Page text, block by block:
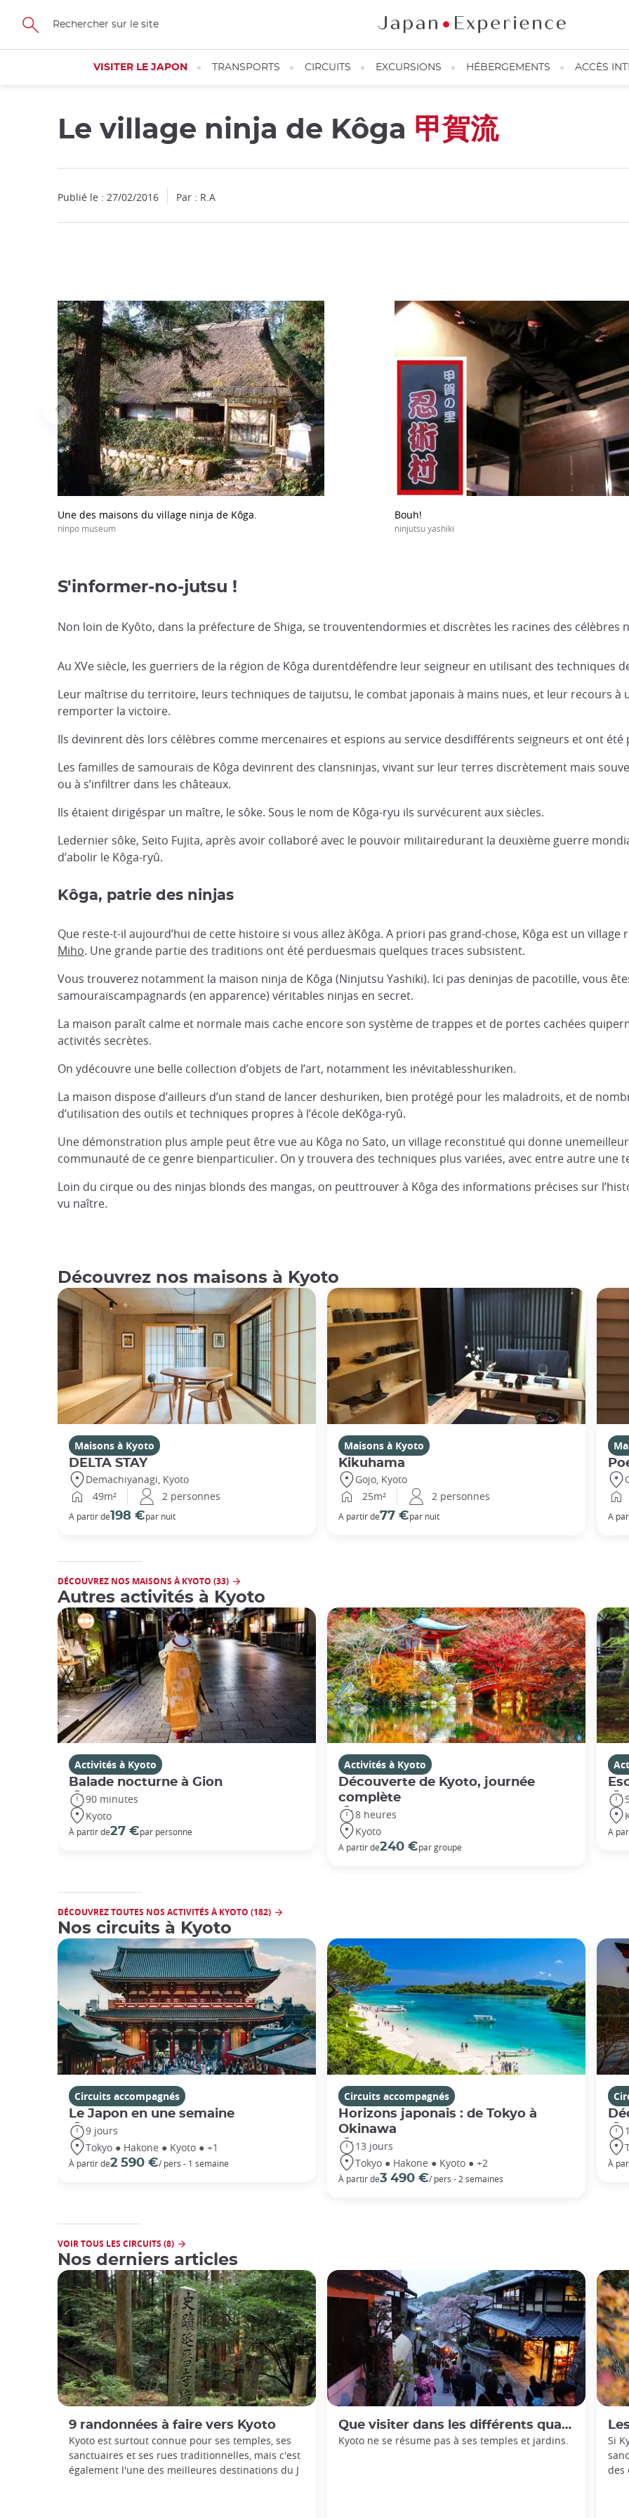
Skip
main
VISITER LE JAPON TRANSPORTS CIRCUITS EXCURSIONS HÉBERGEMENTS ACCÈS
Le village ninja de Kôga 甲賀流
Publié le : 27/02/2016 Par : R.A
Une des maisons du village ninja de Kôga.
ninpo museum
Bouh!
ninjutsu yashiki
S'informer-no-jutsu !
Non loin de Kyôto, dans la préfecture de Shiga, se trouventendormies et discrètes les racines des célèbres
Au XVe siècle, les guerriers de la région de Kôga durentdéfendre leur seigneur en utilisant des techniques
Leur maîtrise du territoire, leurs techniques de taijutsu, le combat japonais à mains nues, et leur recours à
remporter la victoire.
Ils devinrent dès lors célèbres comme mercenaires et espions au service desdifférents seigneurs et ont
Les familles de samouraïs de Kôga devinrent des clansninjas, vivant sur leur terres discrètement mais
ou à s’infiltrer dans les châteaux.
Ils étaient dirigéspar un maître, le sôke. Sous le nom de Kôga-ryu ils survécurent aux siècles.
Ledernier sôke, Seito Fujita, après avoir collaboré avec le pouvoir militairedurant la deuxième guerre
d’abolir le Kôga-ryû.
Kôga, patrie des ninjas
Que reste-t-il aujourd’hui de cette histoire si vous allez àKôga. A priori pas grand-chose, Kôga est un
Miho. Une grande partie des traditions ont été perduesmais quelques traces subsistent.
Vous trouverez notamment la maison ninja de Kôga (Ninjutsu Yashiki). Ici pas deninjas de pacotille, vous
samouraïscampagnards (en apparence) véritables ninjas en secret.
La maison paraît calme et normale mais cache encore son système de trappes et de portes cachées
activités secrètes.
On ydécouvre une belle collection d’objets de l’art, notamment les inévitablesshuriken.
La maison dispose d’ailleurs d’un stand de lancer deshuriken, bien protégé pour les maladroits, et de
d’utilisation des outils et techniques propres à l’école deKôga-ryû.
Une démonstration plus ample peut être vue au Kôga no Sato, un village reconstitué qui donne
communauté de ce genre bienparticulier. On y trouvera des techniques plus variées, avec entre autre une
Loin du cirque ou des ninjas blonds des mangas, on peuttrouver à Kôga des informations précises sur
vu naître.
Découvrez nos maisons à Kyoto
Maisons à Kyoto
DELTA STAY
Demachiyanagi, Kyoto
49m²
2 personnes
A partir de198 €par nuit
Maisons à Kyoto
Kikuhama
Gojo, Kyoto
25m²
2 personnes
A partir de77 €par nuit A
DÉCOUVREZ NOS MAISONS À KYOTO (33)
Autres activités à Kyoto
Activités à Kyoto
Balade nocturne à Gion
90 minutes
Kyoto
À partir de27 €par personne
Activités à Kyoto
Découverte de Kyoto, journée
complète
8 heures
Kyoto
A partir de240 €par groupe
A
DÉCOUVREZ TOUTES NOS ACTIVITÉS À KYOTO (182)
Nos circuits à Kyoto
Circuits accompagnés
Le Japon en une semaine
9 jours
Tokyo ● Hakone ● Kyoto ● +1
À partir de2 590 €/ pers - 1 semaine
Circuits accompagnés
Horizons japonais : de Tokyo à
Okinawa
13 jours
Tokyo ● Hakone ● Kyoto ● +2
À partir de3 490 €/ pers - 2 semaines
À
VOIR TOUS LES CIRCUITS (8)
Nos derniers articles
9 randonnées à faire vers Kyoto
Kyoto est surtout connue pour ses temples, ses
sanctuaires et ses rues traditionnelles, mais c'est
également l'une des meilleures destinations du J
Que visiter dans les différents quartiers de Kyoto ?
Kyoto ne se résume pas à ses temples et jardins.
Les
Si
des